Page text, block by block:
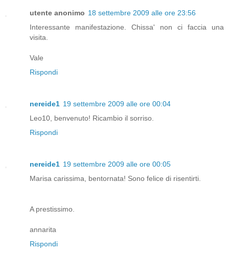
utente anonimo 18 settembre 2009 alle ore 23:56
Interessante manifestazione. Chissa' non ci faccia una
visita.
Vale
Rispondi
nereide1 19 settembre 2009 alle ore 00:04
Leo10, benvenuto! Ricambio il sorriso.
Rispondi
nereide1 19 settembre 2009 alle ore 00:05
Marisa carissima, bentornata! Sono felice di risentirti.
A prestissimo.
annarita
Rispondi